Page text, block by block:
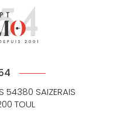
54380 SAIZERAIS
TOUL